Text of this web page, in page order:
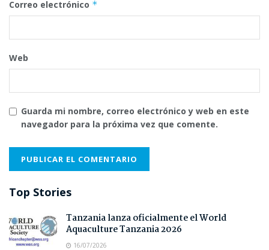
Correo electrónico *
Web
Guarda mi nombre, correo electrónico y web en este
navegador para la próxima vez que comente.
Top Stories
Tanzania lanza oficialmente el World
Aquaculture Tanzania 2026
16/07/2026